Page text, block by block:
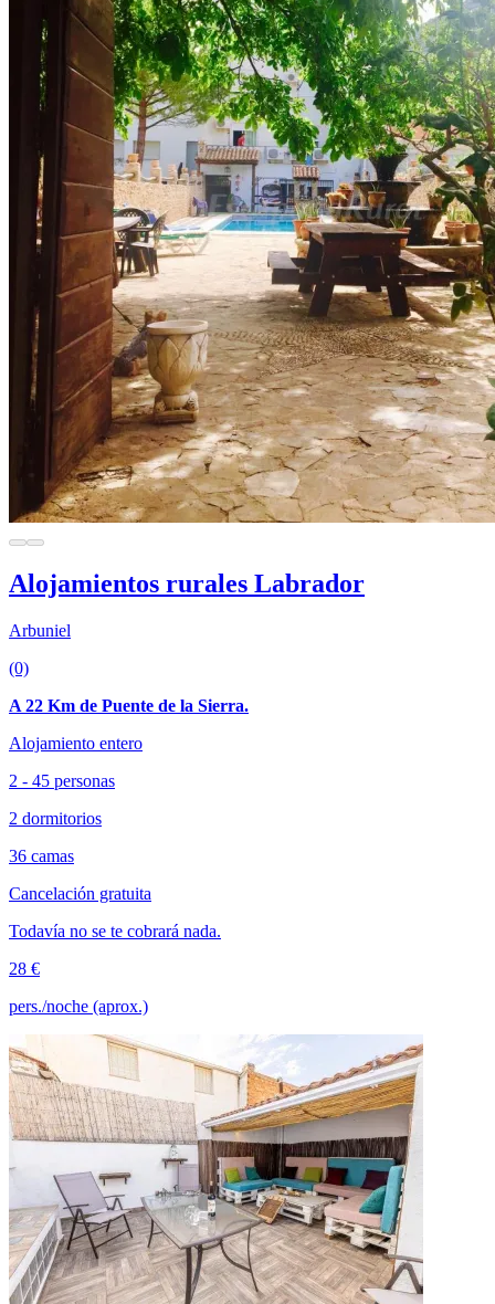
Alojamientos rurales Labrador
Arbuniel
(0)
A 22 Km de Puente de la Sierra.
Alojamiento entero
2 - 45 personas
2 dormitorios
36 camas
Cancelación gratuita
Todavía no se te cobrará nada.
28 €
pers./noche (aprox.)